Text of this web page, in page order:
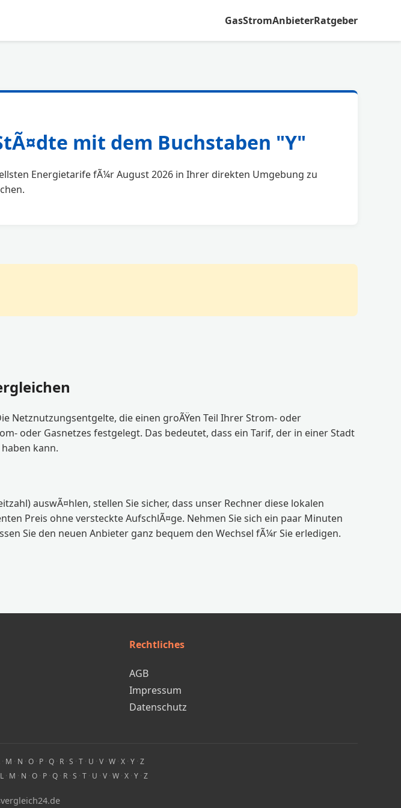
GasStromAnbieterRatgeber
mit dem Buchstaben "Y"
Energietarife fÃ¼r August 2026 in Ihrer direkten Umgebung zu
Netznutzungsentgelte, die einen groÃŸen Teil Ihrer Strom- oder
oder Gasnetzes festgelegt. Das bedeutet, dass ein Tarif, der in einer Stadt
kann.
auswÃ¤hlen, stellen Sie sicher, dass unser Rechner diese lokalen
Preis ohne versteckte AufschlÃ¤ge. Nehmen Sie sich ein paar Minuten
Sie den neuen Anbieter ganz bequem den Wechsel fÃ¼r Sie erledigen.
Rechtliches
AGB
Impressum
Datenschutz
· M · N · O · P · Q · R · S · T · U · V · W · X · Y · Z
L · M · N · O · P · Q · R · S · T · U · V · W · X · Y · Z